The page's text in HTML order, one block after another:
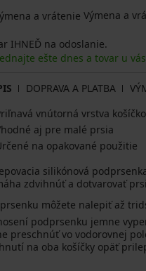
Výmena a
IHNEĎ na odoslanie.
ešte dnes a tovar u
DOPRAVA A PLATBA
vnútorná vrstva
aj pre malé prsia
na opakované použitie
silikónová
zdvihnúť a dotvarovať
môžete nalepiť až
podprsenku jemne
preschnúť vo vodorovnej
na oba košíčky opäť